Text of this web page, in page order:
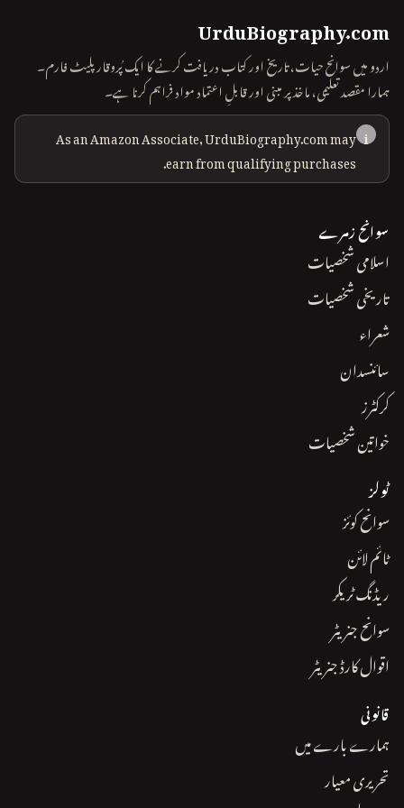
UrduBiography.com
اردو میں سوانح حیات، تاریخ اور کتاب دریافت کرنے کا ایک پُروقار پلیٹ فارم۔
ہمارا مقصد تعلیمی، ماخذ پر مبنی اور قابلِ اعتماد مواد فراہم کرنا ہے۔
i
As an Amazon Associate, UrduBiography.com may
earn from qualifying purchases.
سوانح زمرے
اسلامی شخصیات
تاریخی شخصیات
شعراء
سائنسدان
کرکٹرز
خواتین شخصیات
ٹولز
سوانح کوئز
ٹائم لائن
ریڈنگ ٹریکر
سوانح جنریٹر
اقوال کارڈ جنریٹر
قانونی
ہمارے بارے میں
تحریری معیار